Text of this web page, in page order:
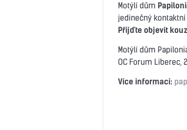
Motýlí dům
jedinečný
Přijďte objevit
Motýlí dům
OC Forum Liberec,
Více informací: